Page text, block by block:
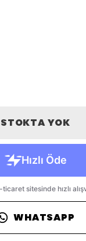
STOKTA YOK
WHATSAPP